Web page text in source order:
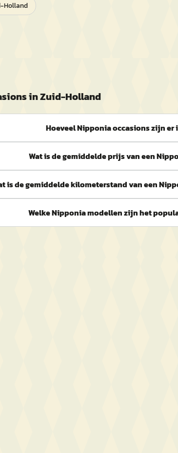
Holland
inZuid-Holland
Hoeveel Nipponia occasions zijn
Wat is de gemiddelde prijs van een
is de gemiddelde kilometerstand van een
Welke Nipponia modellen zijn het